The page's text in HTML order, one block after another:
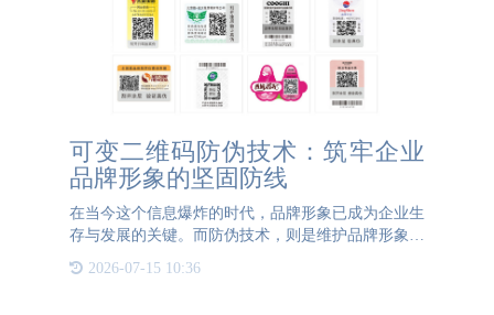
可变二维码防伪技术：筑牢企业
品牌形象的坚固防线
在当今这个信息爆炸的时代，品牌形象已成为企业生
存与发展的关键。而防伪技术，则是维护品牌形象的
术的佼佼者，正在为企业品牌形象的守护提供强有力
2026-07-15 10:36